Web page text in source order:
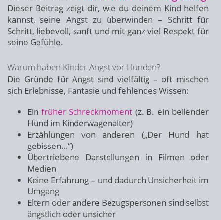
Dieser Beitrag zeigt dir, wie du deinem Kind helfen
kannst, seine Angst zu überwinden – Schritt für
Schritt, liebevoll, sanft und mit ganz viel Respekt für
seine Gefühle.
Warum haben Kinder Angst vor Hunden?
Die Gründe für Angst sind vielfältig – oft mischen
sich Erlebnisse, Fantasie und fehlendes Wissen:
Ein früher Schreckmoment (z. B. ein bellender
Hund im Kinderwagenalter)
Erzählungen von anderen („Der Hund hat
gebissen…“)
Übertriebene Darstellungen in Filmen oder
Medien
Keine Erfahrung – und dadurch Unsicherheit im
Umgang
Eltern oder andere Bezugspersonen sind selbst
ängstlich oder unsicher